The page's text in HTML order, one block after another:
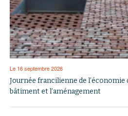
Le 16 septembre 2026
Journée francilienne de l’économie
bâtiment et l’aménagement